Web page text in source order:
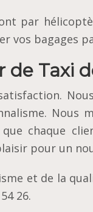
par
vos bagages
Taxi
que chaque
pour un
et de la
26.